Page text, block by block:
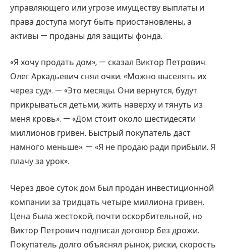
управляющего или угрозе имуществу выплаты и
права доступа могут быть приостановлены, а
активы — проданы для защиты фонда.
«Я хочу продать дом», — сказал Виктор Петрович.
Олег Аркадьевич снял очки. «Можно выселять их
через суд». — «Это месяцы. Они вернутся, будут
прикрываться детьми, жить наверху и тянуть из
меня кровь». — «Дом стоит около шестидесяти
миллионов гривен. Быстрый покупатель даст
намного меньше». — «Я не продаю ради прибыли. Я
плачу за урок».
Через двое суток дом был продан инвестиционной
компании за тридцать четыре миллиона гривен.
Цена была жестокой, почти оскорбительной, но
Виктор Петрович подписал договор без дрожи.
Покупатель долго объяснял рынок, риски, скорость